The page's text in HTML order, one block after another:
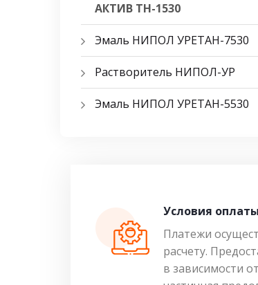
АКТИВ ТН-1530
Эмаль НИПОЛ УРЕТАН-7530
Растворитель НИПОЛ-УР
Эмаль НИПОЛ УРЕТАН-5530
Условия оплаты
Платежи
расчету.
в зависимости